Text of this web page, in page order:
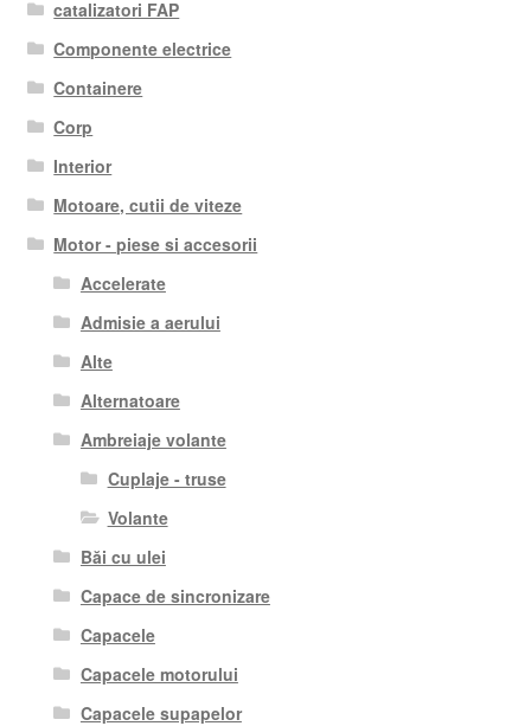
catalizatori FAP
Componente electrice
Containere
Corp
Interior
Motoare, cutii de viteze
Motor - piese si accesorii
Accelerate
Admisie a aerului
Alte
Alternatoare
Ambreiaje volante
Cuplaje - truse
Volante
Băi cu ulei
Capace de sincronizare
Capacele
Capacele motorului
Capacele supapelor